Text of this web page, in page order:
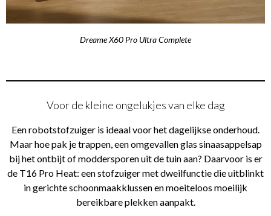
Dreame X60 Pro Ultra Complete
Voor de kleine ongelukjes van elke dag
Een robotstofzuiger is ideaal voor het dagelijkse onderhoud.
Maar hoe pak je trappen, een omgevallen glas sinaasappelsap
bij het ontbijt of moddersporen uit de tuin aan? Daarvoor is er
de T16 Pro Heat: een stofzuiger met dweilfunctie die uitblinkt
in gerichte schoonmaakklussen en moeiteloos moeilijk
bereikbare plekken aanpakt.